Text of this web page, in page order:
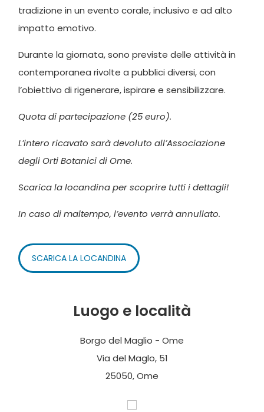
tradizione in un evento corale, inclusivo e ad alto
impatto emotivo.
Durante la giornata, sono previste delle attività in
contemporanea rivolte a pubblici diversi, con
l’obiettivo di rigenerare, ispirare e sensibilizzare.
Quota di partecipazione (25 euro).
L’intero ricavato sarà devoluto all’Associazione
degli Orti Botanici di Ome.
Scarica la locandina per scoprire tutti i dettagli!
In caso di maltempo, l’evento verrà annullato.
SCARICA LA LOCANDINA
Luogo e località
Borgo del Maglio - Ome
Via del Maglo, 51
25050, Ome